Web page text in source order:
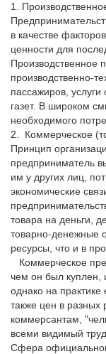
1.
в качестве
ценности для
Производственное
производственно-
пассажиров,
газет. В широком
необходимого
2. Коммерческое
Принцип
предприниматель
им у других лиц,
экономические
товара на деньги,
товарно-денежные
ресурсы, что и в
Коммерческое
чем он был куплен,
однако на
также цен в разных
коммерсантам,
всеми видимый
Сфера